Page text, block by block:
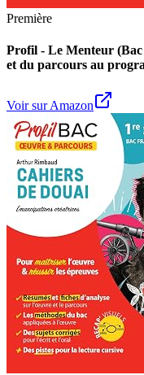
Première
Profil - Le Menteur (Bac
et du parcours au
Voir sur Amazon